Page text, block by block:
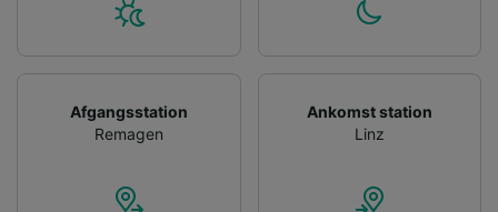
Afgangsstation
Remagen
Ankomst station
Linz